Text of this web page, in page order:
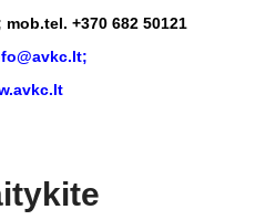
mob.tel. +370 682 50121
;